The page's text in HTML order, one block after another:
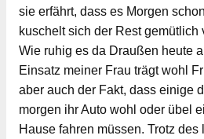
sie erfährt, dass es Morgen
kuschelt sich der Rest gemütlich
Wie ruhig es da Draußen heute
Einsatz meiner Frau trägt wohl
aber auch der Fakt, dass einige
morgen ihr Auto wohl oder übel
Hause fahren müssen. Trotz